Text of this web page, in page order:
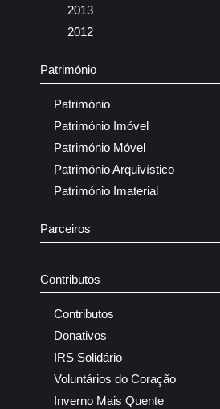
2013
2012
Património
Património
Património Imóvel
Património Móvel
Património Arquivístico
Património Imaterial
Parceiros
Contributos
Contributos
Donativos
IRS Solidário
Voluntários do Coração
Inverno Mais Quente